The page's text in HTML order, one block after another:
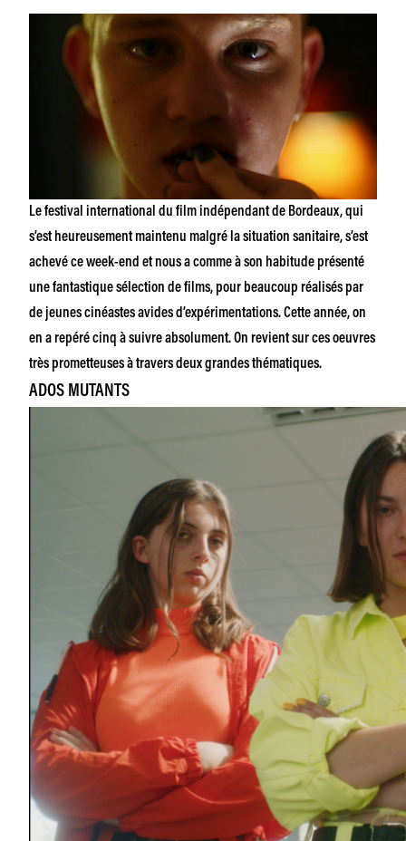
Le festival international du film indépendant de Bordeaux, qui
s’est heureusement maintenu malgré la situation sanitaire, s’est
achevé ce week-end et nous acomme à son habitudeprésenté
une fantastique sélection de films, pour beaucoup réalisés par
de jeunes cinéastes avides d’expérimentations. Cette année, on
en a repéré cinq à suivre absolument. On revient sur ces oeuvres
très prometteuses à travers deux grandes thématiques.
ADOS MUTANTS